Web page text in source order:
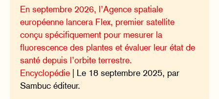
En septembre 2026, l’Agence spatiale
européenne lancera Flex, premier satellite
conçu spécifiquement pour mesurer la
fluorescence des plantes et évaluer leur état de
santé depuis l’orbite terrestre.
Encyclopédie | Le 18 septembre 2025, par
Sambuc éditeur.